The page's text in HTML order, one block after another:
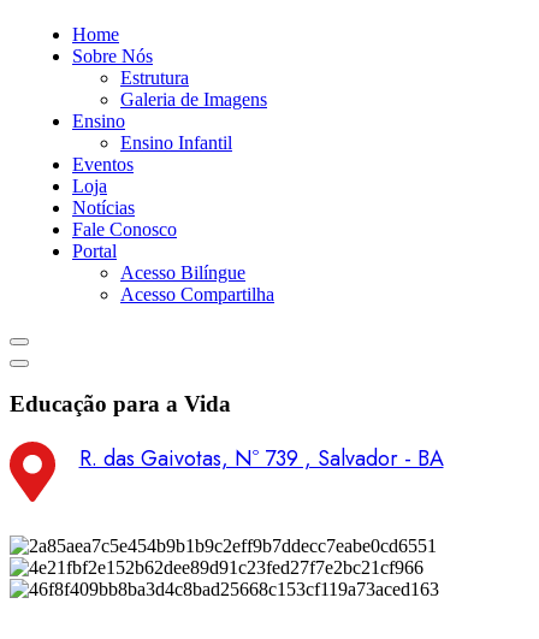
Home
Sobre Nós
Estrutura
Galeria de Imagens
Ensino
Ensino Infantil
Eventos
Loja
Notícias
Fale Conosco
Portal
Acesso Bilíngue
Acesso Compartilha
Educação para a Vida
R. das Gaivotas, Nº 739 , Salvador - BA